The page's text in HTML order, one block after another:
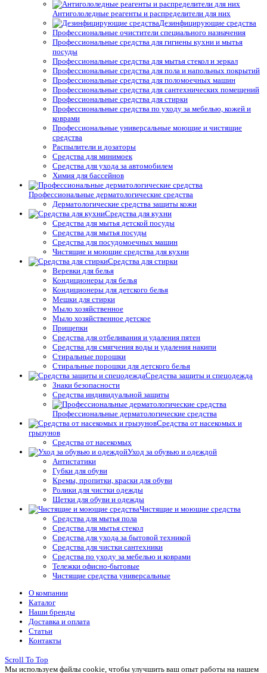
Антигололедные реагенты и распределители для них
Дезинфицирующие средства
Профессиональные очистители специального назначения
Профессиональные средства для гигиены кухни и мытья
посуды
Профессиональные средства для мытья стекол и зеркал
Профессиональные средства для пола и напольных покрытий
Профессиональные средства для поломоечных машин
Профессиональные средства для сантехнических помещений
Профессиональные средства для стирки
Профессиональные средства по уходу за мебелью, кожей и
коврами
Профессиональные универсальные моющие и чистящие
средства
Распылители и дозаторы
Средства для минимоек
Средства для ухода за автомобилем
Химия для бассейнов
Профессиональные дерматологические средства
Дерматологические средства защиты кожи
Средства для кухни
Средства для мытья детской посуды
Средства для мытья посуды
Средства для посудомоечных машин
Чистящие и моющие средства для кухни
Средства для стирки
Веревки для белья
Кондиционеры для белья
Кондиционеры для детского белья
Мешки для стирки
Мыло хозяйственное
Мыло хозяйственное детское
Прищепки
Средства для отбеливания и удаления пятен
Средства для смягчения воды и удаления накипи
Стиральные порошки
Стиральные порошки для детского белья
Средства защиты и спецодежда
Знаки безопасности
Средства индивидуальной защиты
Профессиональные дерматологические средства
Средства от насекомых и
грызунов
Средства от насекомых
Уход за обувью и одеждой
Антистатики
Губки для обуви
Кремы, пропитки, краски для обуви
Ролики для чистки одежды
Щетки для обуви и одежды
Чистящие и моющие средства
Средства для мытья пола
Средства для мытья стекол
Средства для ухода за бытовой техникой
Средства для чистки сантехники
Средства по уходу за мебелью и коврами
Тележки офисно-бытовые
Чистящие средства универсальные
О компании
Каталог
Наши бренды
Доставка и оплата
Статьи
Контакты
Scroll To Top
Мы используем файлы cookie, чтобы улучшить ваш опыт работы на нашем